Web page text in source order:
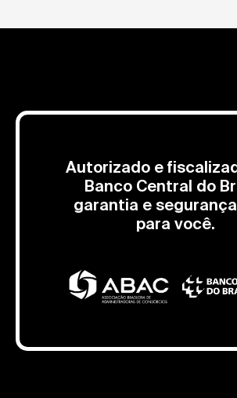
Autorizado e
Banco Central do
garantia e
para você.